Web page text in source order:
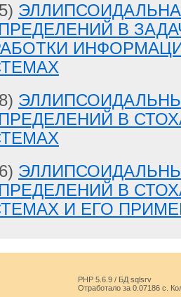
В
В
В
И ЕГО
PHP 5.6.9 / БД sqlsrv
Отработало за 0.07186 с.